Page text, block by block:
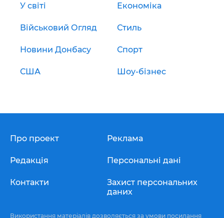
У світі Економіка
Військовий Огляд Стиль
Новини Донбасу Спорт
США Шоу-бізнес
Про проект
Редакція
Контакти
Реклама
Персональні дані
Захист персональних
даних
Використання матеріалів дозволяється за умови посилання